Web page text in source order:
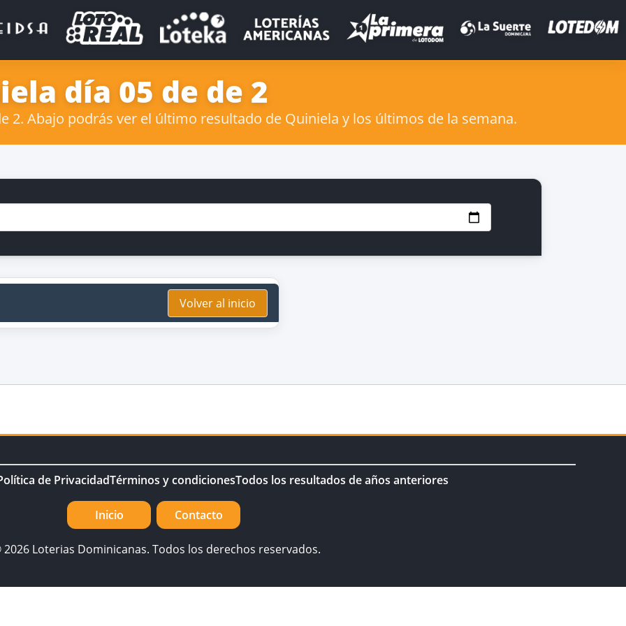
día 05 de de 2
2. Abajo podrás ver el último resultado de Quiniela y los últimos de la semana.
Volver al inicio
de PrivacidadTérminos y condicionesTodos los resultados de años anteriores
Inicio Contacto
Loterias Dominicanas. Todos los derechos reservados.